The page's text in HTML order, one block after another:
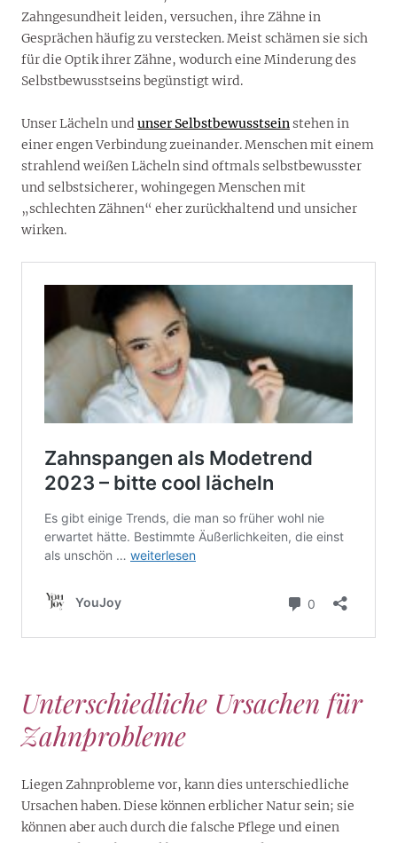
Zahngesundheit leiden, versuchen, ihre Zähne in
Gesprächen häufig zu verstecken. Meist schämen sie sich
für die Optik ihrer Zähne, wodurch eine Minderung des
Selbstbewusstseins begünstigt wird.
Unser Lächeln und unser Selbstbewusstseinstehen in
einer engen Verbindung zueinander. Menschen mit einem
strahlend weißen Lächeln sind oftmals selbstbewusster
und selbstsicherer, wohingegen Menschen mit
„schlechten Zähnen“ eher zurückhaltend und unsicher
wirken.
Unterschiedliche Ursachen für
Zahnprobleme
Liegen Zahnprobleme vor, kann dies unterschiedliche
Ursachen haben. Diese können erblicher Natur sein; sie
können aber auch durch die falsche Pflege und einen